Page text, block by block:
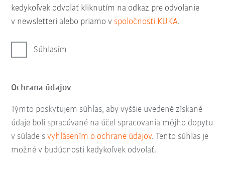
kedykoľvek odvolať kliknutím na odkaz pre odvolanie
v newsletteri alebo priamo v spoločnosti KUKA.
Súhlasím
Ochrana údajov
Týmto poskytujem súhlas, aby vyššie uvedené získané
údaje boli spracúvané na účel spracovania môjho dopytu
v súlade svyhlásením o ochrane údajov. Tento súhlas je
možné v budúcnosti kedykoľvek odvolať.